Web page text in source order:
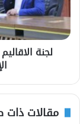
لجنة
مقالات ذات